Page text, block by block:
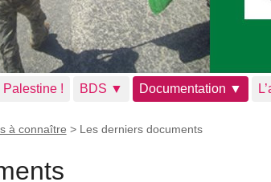
! BDS ▼ Documentation ▼
à connaître > Les derniers documents